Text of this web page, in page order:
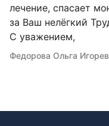
лечение, спасает
за Ваш нелёгкий
С уважением,
Федорова Ольга